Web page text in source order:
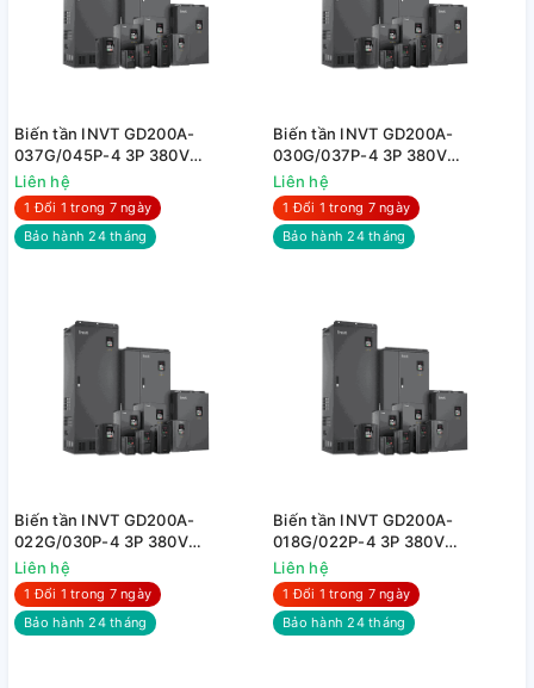
Biến tần INVT GD200A-
037G/045P-4 3P 380V
37kW/45kW
Liên hệ
1 Đổi 1 trong 7 ngày
Bảo hành 24 tháng
Biến tần INVT GD200A-
030G/037P-4 3P 380V
30kW/037kW
Liên hệ
1 Đổi 1 trong 7 ngày
Bảo hành 24 tháng
Biến tần INVT GD200A-
022G/030P-4 3P 380V
22kW/030kW
Liên hệ
1 Đổi 1 trong 7 ngày
Bảo hành 24 tháng
Biến tần INVT GD200A-
018G/022P-4 3P 380V
18kW/22kW
Liên hệ
1 Đổi 1 trong 7 ngày
Bảo hành 24 tháng